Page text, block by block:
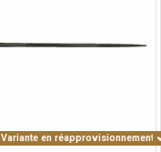
Variante en réapprovisionnement !